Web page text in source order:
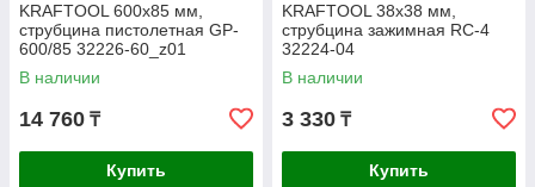
KRAFTOOL 600х85 мм,
струбцина пистолетная GP-
600/85 32226-60_z01
В наличии
14 760 ₸
Купить
KRAFTOOL 38х38 мм,
струбцина зажимная RC-4
32224-04
В наличии
3 330 ₸
Купить